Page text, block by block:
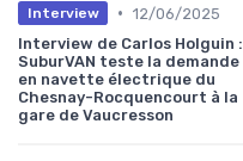
Interview • 12/06/2025
Interview de Carlos Holguin :
SuburVAN teste la demande
en navette électrique du
Chesnay-Rocquencourt à la
gare de Vaucresson